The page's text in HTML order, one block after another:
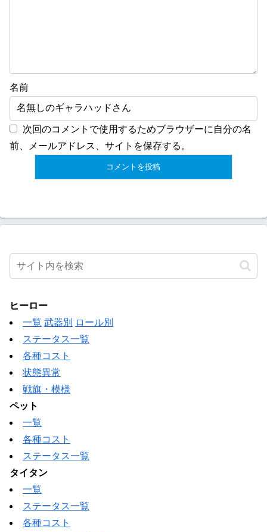
名前
次回のコメントで使用するためブラウザーに自分の名
前、メールアドレス、サイトを保存する。
ヒーロー
一覧 武器別
ロール別
ステータス一覧
各種コスト
状態異常
戦旗・模様
ペット
一覧
各種コスト
ステータス一覧
タイタン
一覧
ステータス一覧
各種コスト